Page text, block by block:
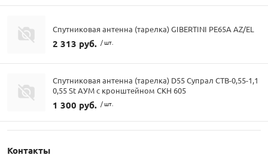
Спутниковая антенна (тарелка) GIBERTINI PE65A AZ/EL
2 313 руб. / шт.
Спутниковая антенна (тарелка) D55 Супрал СТВ-0,55-1,1
0,55 St АУМ с кронштейном СКН 605
1 300 руб. / шт.
Контакты